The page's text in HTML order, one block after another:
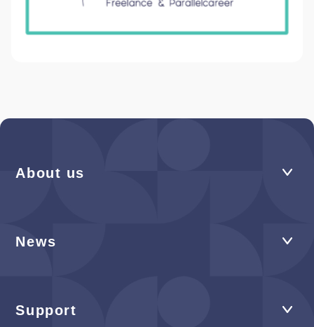
About us
News
Support